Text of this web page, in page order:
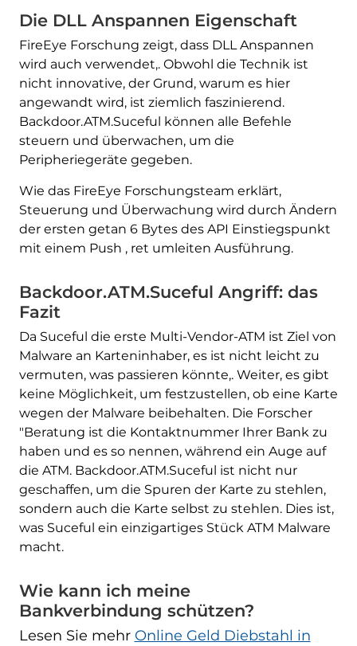
Die DLL Anspannen Eigenschaft
FireEye Forschung zeigt, dass DLL Anspannen
wird auch verwendet,. Obwohl die Technik ist
nicht innovative, der Grund, warum es hier
angewandt wird, ist ziemlich faszinierend.
Backdoor.ATM.Suceful können alle Befehle
steuern und überwachen, um die
Peripheriegeräte gegeben.
Wie das FireEye Forschungsteam erklärt,
Steuerung und Überwachung wird durch Ändern
der ersten getan 6 Bytes des API Einstiegspunkt
mit einem Push , ret umleiten Ausführung.
Backdoor.ATM.Suceful Angriff: das
Fazit
Da Suceful die erste Multi-Vendor-ATM ist Ziel von
Malware an Karteninhaber, es ist nicht leicht zu
vermuten, was passieren könnte,. Weiter, es gibt
keine Möglichkeit, um festzustellen, ob eine Karte
wegen der Malware beibehalten. Die Forscher
"Beratung ist die Kontaktnummer Ihrer Bank zu
haben und es so nennen, während ein Auge auf
die ATM. Backdoor.ATM.Suceful ist nicht nur
geschaffen, um die Spuren der Karte zu stehlen,
sondern auch die Karte selbst zu stehlen. Dies ist,
was Suceful ein einzigartiges Stück ATM Malware
macht.
Wie kann ich meine
Bankverbindung schützen?
Lesen Sie mehr Online Geld Diebstahl in